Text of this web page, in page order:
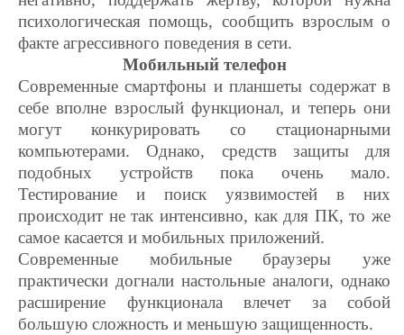
психологическая помощь, сообщить взрослым о
факте агрессивного поведения в сети.
Мобильный телефон
Современные смартфоны и планшеты содержат в
себе вполне взрослый функционал, и теперь они
могут конкурировать со стационарными
компьютерами. Однако, средств защиты для
подобных устройств пока очень мало.
Тестирование и поиск уязвимостей в них
происходит не так интенсивно, как для ПК, то же
самое касается и мобильных приложений.
Современные мобильные браузеры уже
практически догнали настольные аналоги, однако
расширение функционала влечет за собой
большую сложность и меньшую защищенность.